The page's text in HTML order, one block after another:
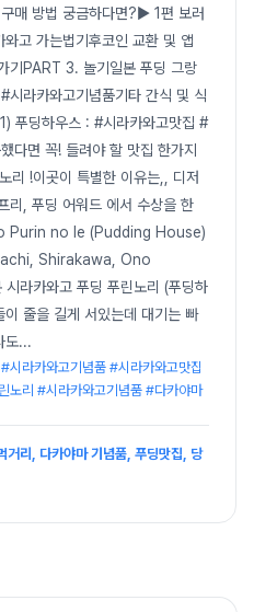
매 방법 궁금하다면?▶ 1편 보러
고 가는법기후코인 교환 및 앱
기PART 3. 놀기일본 푸딩 그랑
시라카와고기념품기타 간식 및 식
푸딩하우스 : #시라카와고맛집 #
다면 꼭! 들려야 할 맛집 한가지
리 !이곳이 특별한 이유는,, 디저
리, 푸딩 어워드 에서 수상을 한
Purin no Ie (Pudding House)
Shirakawa, Ono
카와고 푸딩 푸린노리 (푸딩하
줄을 길게 서있는데 대기는 빠
도...
라카와고기념품 #시라카와고맛집
노리 #시라카와고기념품 #다카야마
거리, 다카야마 기념품, 푸딩맛집, 당